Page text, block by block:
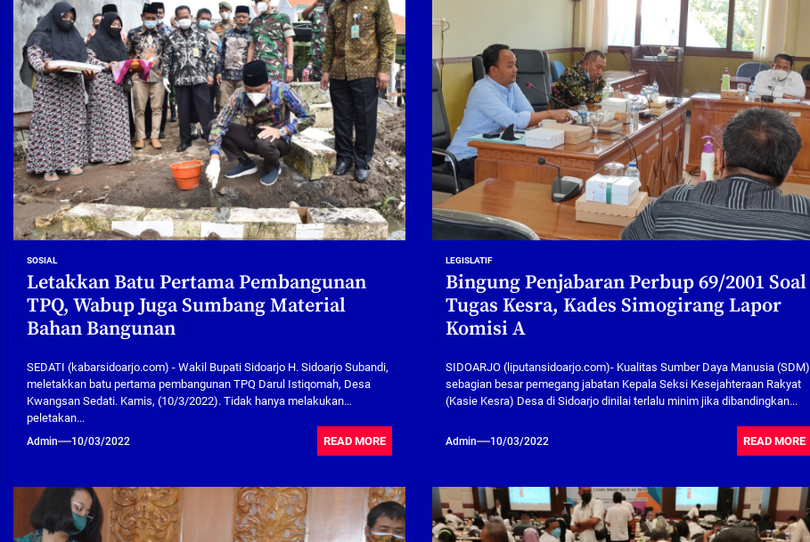
SOSIAL
Letakkan Batu Pertama Pembangunan
TPQ, Wabup Juga Sumbang Material
Bahan Bangunan
SEDATI (kabarsidoarjo.com) - Wakil Bupati Sidoarjo H. Sidoarjo Subandi,
meletakkan batu pertama pembangunan TPQ Darul Istiqomah, Desa
Kwangsan Sedati. Kamis, (10/3/2022). Tidak hanya melakukan
peletakan...
Admin 10/03/2022 READ MORE
LEGISLATIF
Bingung Penjabaran Perbup 69/2001 Soal
Tugas Kesra, Kades Simogirang Lapor
Komisi A
SIDOARJO (liputansidoarjo.com)- Kualitas Sumber Daya Manusia (SDM)
sebagian besar pemegang jabatan Kepala Seksi Kesejahteraan Rakyat
(Kasie Kesra) Desa di Sidoarjo dinilai terlalu minim jika dibandingkan...
Admin 10/03/2022 READ MORE